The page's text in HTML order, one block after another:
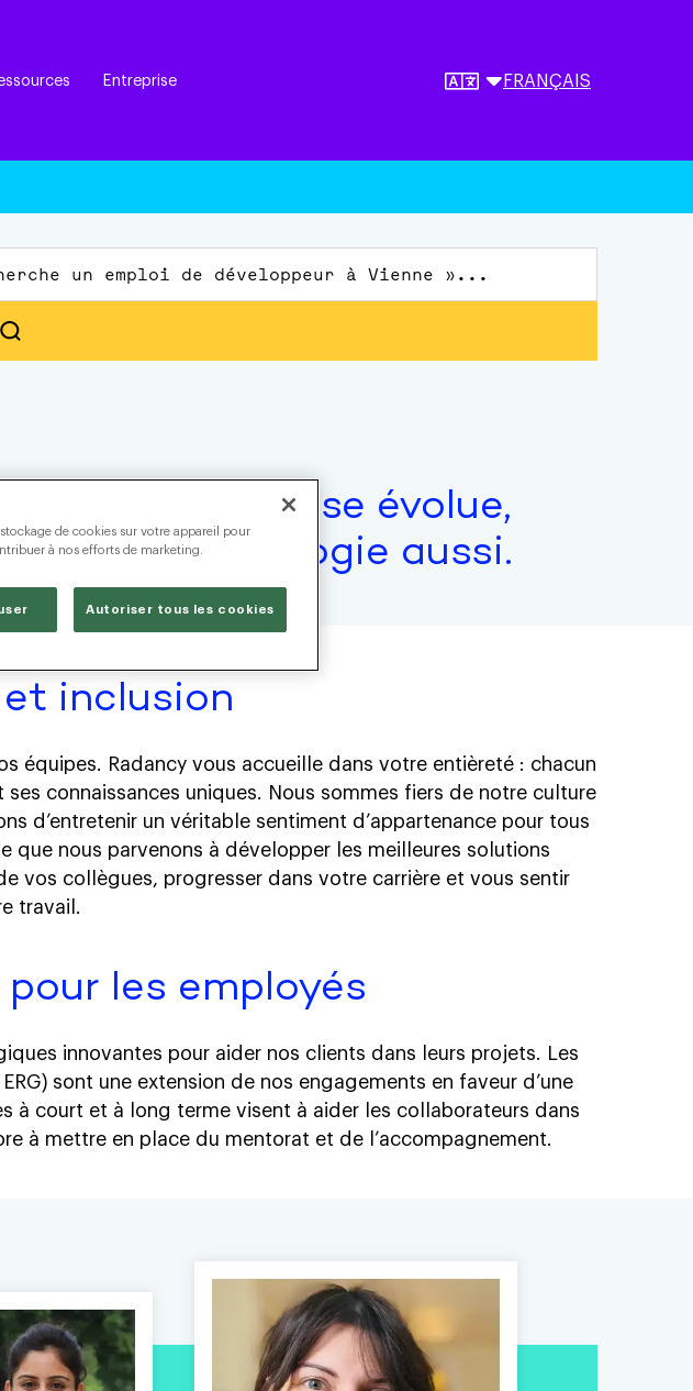
Entreprise FRANÇAIS
Notre entreprise évolue,
notre technologie aussi.
inclusion
équipes. Radancy vous accueille dans votre entièreté : chacun
connaissances uniques. Nous sommes fiers de notre culture
d’entretenir un véritable sentiment d’appartenance pour tous
que nous parvenons à développer les meilleures solutions
vos collègues, progresser dans votre carrière et vous sentir
travail.
les employés
innovantes pour aider nos clients dans leurs projets. Les
sont une extension de nos engagements en faveur d’une
à court et à long terme visent à aider les collaborateurs dans
à mettre en place du mentorat et de l’accompagnement.
de cookies sur votre appareil pour
à nos efforts de marketing.
Autoriser tous les cookies